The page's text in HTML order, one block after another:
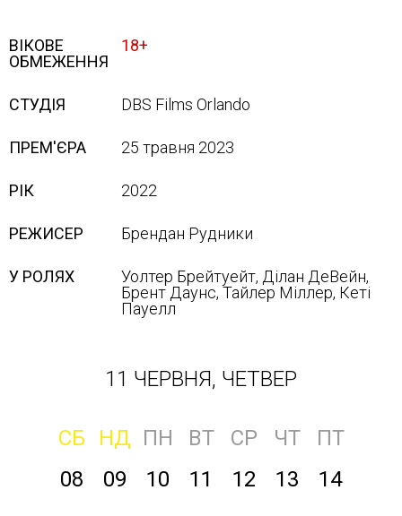
ВІКОВЕ
ОБМЕЖЕННЯ
18+
СТУДІЯ DBS Films Orlando
ПРЕМ'ЄРА 25 травня 2023
РІК 2022
РЕЖИСЕР Брендан Рудники
У РОЛЯХ
Уолтер Брейтуейт, Ділан ДеВейн,
Брент Даунс, Тайлер Міллер, Кеті
Пауелл
11 ЧЕРВНЯ, ЧЕТВЕР
СБ НД ПН ВТ СР ЧТ
ПТ
08
09 10 11 12 13 14